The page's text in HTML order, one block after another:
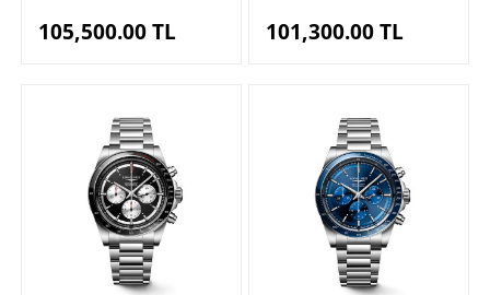
105,500.00TL 101,300.00TL